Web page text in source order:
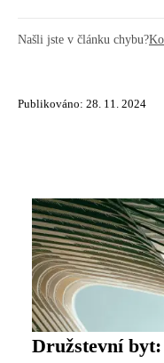
Našli jste v článku chybu?
Publikováno: 28. 11. 2024
Družstevní